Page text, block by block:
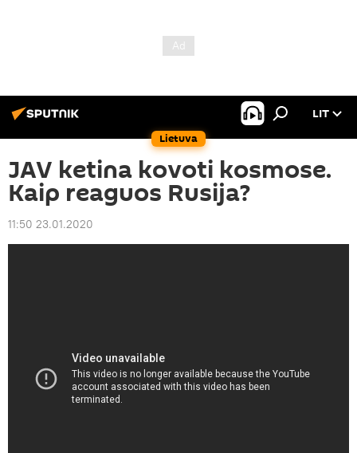
Lietuva
LIT
JAV ketina kovoti kosmose.
Kaip reaguos Rusija?
11:50 23.01.2020